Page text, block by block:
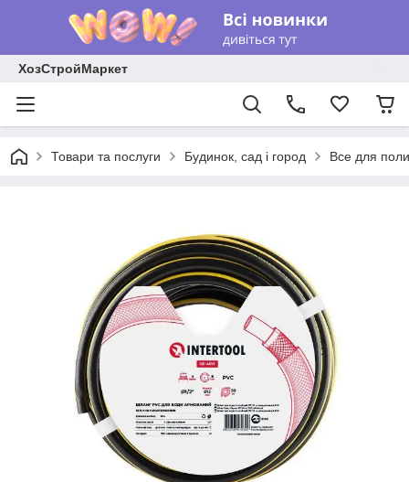
ХозСтройМаркет
Товари та послуги Будинок, сад і город Все для